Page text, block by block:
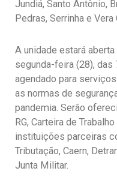
Jundiá, Santo Antônio,
Pedras, Serrinha e Vera
A unidade estará
segunda-feira (28), das
agendado para
as normas de
pandemia. Serão
RG, Carteira de
instituições parceiras
Tributação, Caern,
Junta Militar.